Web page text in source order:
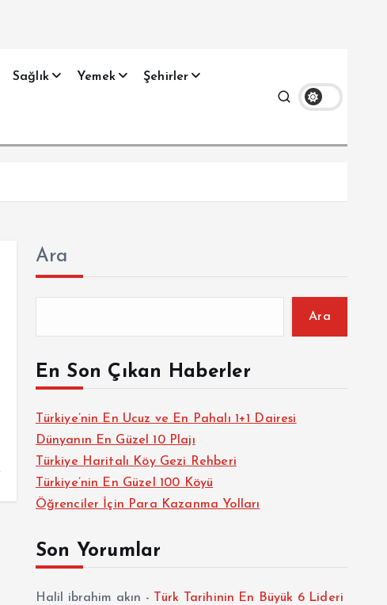
Sağlık Yemek Şehirler
Ara
Ara
En Son Çıkan Haberler
Türkiye’nin En Ucuz ve En Pahalı 1+1 Dairesi
Dünyanın En Güzel 10 Plajı
Türkiye Haritalı Köy Gezi Rehberi
Türkiye’nin En Güzel 100 Köyü
Öğrenciler İçin Para Kazanma Yolları
Son Yorumlar
Halil ibrahim akın - Türk Tarihinin En Büyük 6 Lideri